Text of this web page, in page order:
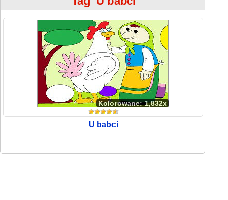
Kolorowane: 1,832x
U babci